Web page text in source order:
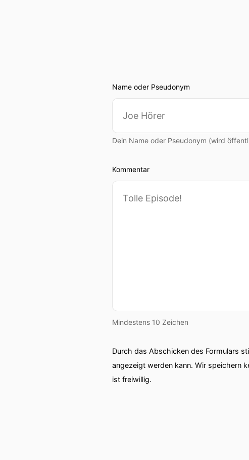
Name oder Pseudonym
Dein Name oder Pseudonym (wird
Kommentar
Mindestens 10 Zeichen
Durch das Abschicken des Formulars
angezeigt werden kann. Wir speichern
ist freiwillig.